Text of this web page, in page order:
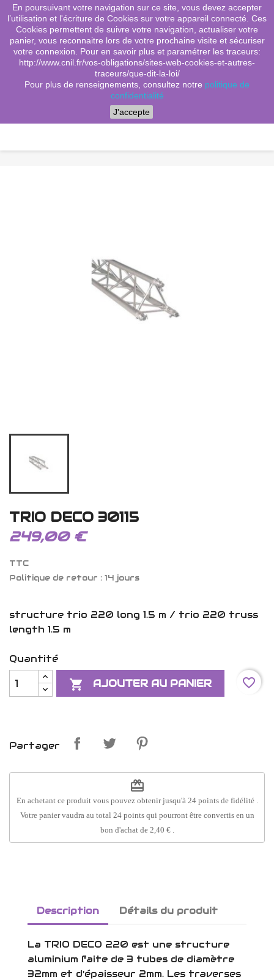
shopping_cart (0)

search
Menu
TRIO DECO 30115
249,00 €
TTC
Politique de retour : 14 jours
structure trio 220 long 1.5 m / trio 220 truss
length 1.5 m
Quantité
 AJOUTER AU PANIER favorite_border
Partager
redeem
En achetant ce produit vous pouvez obtenir jusqu'à 24points de fidélité.
Votre panier vaudra au total 24pointsqui pourront être convertis en un
bon d'achat de 2,40 €.
Description Détails du produit
La TRIO DECO 220 est une structure
aluminium faite de 3 tubes de diamètre
32mm et d'épaisseur 2mm. Les traverses
En poursuivant votre navigation sur ce site, vous devez accepter
l’utilisation et l'écriture de Cookies sur votre appareil connecté. Ces
Cookies permettent de suivre votre navigation, actualiser votre
panier, vous reconnaitre lors de votre prochaine visite et sécuriser
votre connexion. Pour en savoir plus et paramétrer les traceurs:
http://www.cnil.fr/vos-obligations/sites-web-cookies-et-autres-
traceurs/que-dit-la-loi/
Pour plus de renseignements, consultez notre politique de
confidentialité
J'accepte